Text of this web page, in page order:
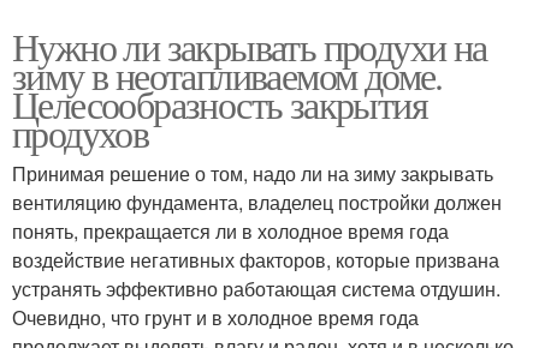
Нужно ли закрывать продухи на
зиму в неотапливаемом доме.
Целесообразность закрытия
продухов
Принимая решение о том, надо ли на зиму закрывать
вентиляцию фундамента, владелец постройки должен
понять, прекращается ли в холодное время года
воздействие негативных факторов, которые призвана
устранять эффективно работающая система отдушин.
Очевидно, что грунт и в холодное время года